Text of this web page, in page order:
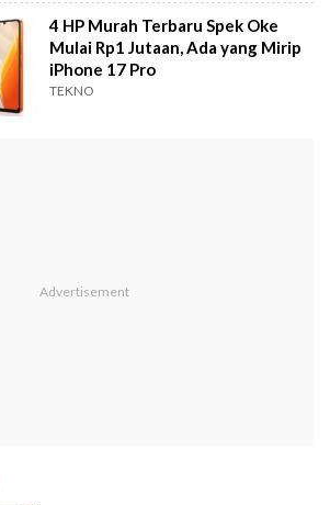
4 HP Murah Terbaru Spek Oke
Mulai Rp1 Jutaan, Ada yang Mirip
iPhone 17 Pro
TEKNO